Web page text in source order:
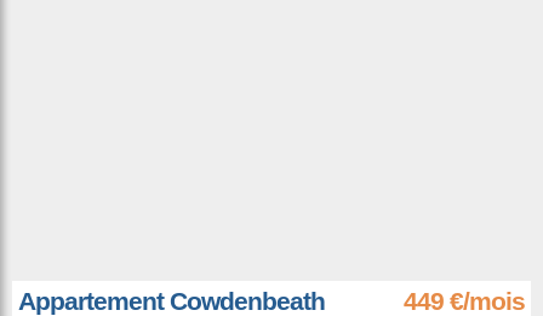
Appartement Cowdenbeath 449 €/mois